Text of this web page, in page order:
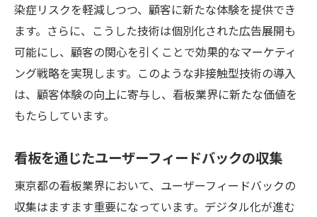
染症リスクを軽減しつつ、顧客に新たな体験を提供でき
ます。さらに、こうした技術は個別化された広告展開も
可能にし、顧客の関心を引くことで効果的なマーケティ
ング戦略を実現します。このような非接触型技術の導入
は、顧客体験の向上に寄与し、看板業界に新たな価値を
もたらしています。
看板を通じたユーザーフィードバックの収集
東京都の看板業界において、ユーザーフィードバックの
収集はますます重要になっています。デジタル化が進む